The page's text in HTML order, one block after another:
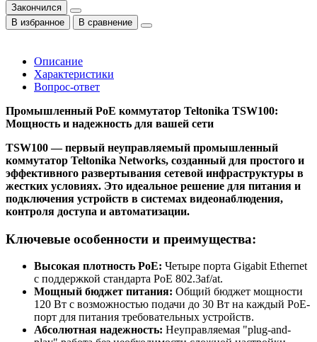
Закончился
В избранное
В сравнение
Описание
Характеристики
Вопрос-ответ
Промышленный PoE коммутатор Teltonika TSW100:
Мощность и надежность для вашей сети
TSW100 — первый неуправляемый промышленный
коммутатор Teltonika Networks, созданный для простого и
эффективного развертывания сетевой инфраструктуры в
жестких условиях. Это идеальное решение для питания и
подключения устройств в системах видеонаблюдения,
контроля доступа и автоматизации.
Ключевые особенности и преимущества:
Высокая плотность PoE: Четыре порта Gigabit Ethernet
с поддержкой стандарта PoE 802.3af/at.
Мощный бюджет питания: Общий бюджет мощности
120 Вт с возможностью подачи до 30 Вт на каждый PoE-
порт для питания требовательных устройств.
Абсолютная надежность: Неуправляемая "plug-and-